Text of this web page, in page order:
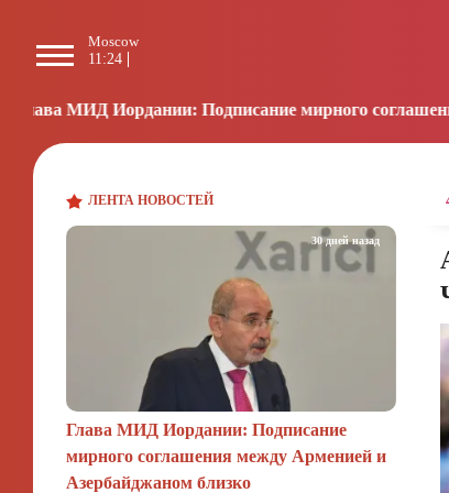
Moscow
11:24
Подписание мирного соглашения между
ЛЕНТА НОВОСТЕЙ
Глава МИД Иордании: Подписание
мирного соглашения между Арменией и
Азербайджаном близко
30 дней назад